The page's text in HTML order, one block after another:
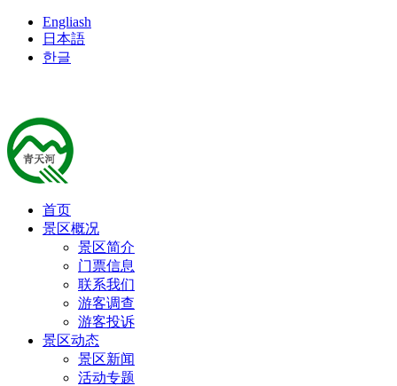
Engliash
日本語
한글
首页
景区概况
景区简介
门票信息
联系我们
游客调查
游客投诉
景区动态
景区新闻
活动专题